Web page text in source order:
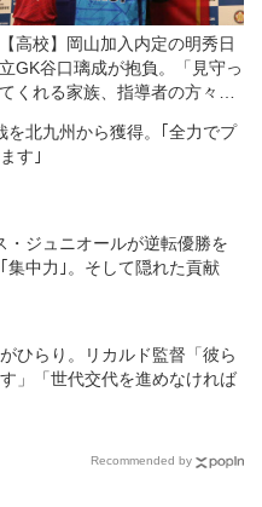
【高校】岡山加入内定の明秀日
立GK谷口璃成が抱負。「見守っ
てくれる家族、指導者の方々、
うに」
を北九州から獲得。｢全力でプ
す｣
・ジュニオールが逆転優勝を
集中力｣。そして隠れた貢献
ひらり。リカルド監督「彼ら
」「世代交代を進めなければ
Recommended by